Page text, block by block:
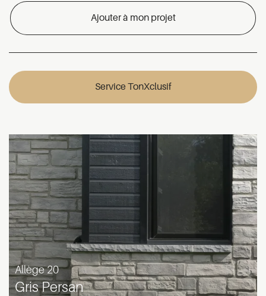
Ajouter à mon projet
Service TonXclusif
Allège 20
Gris Persan